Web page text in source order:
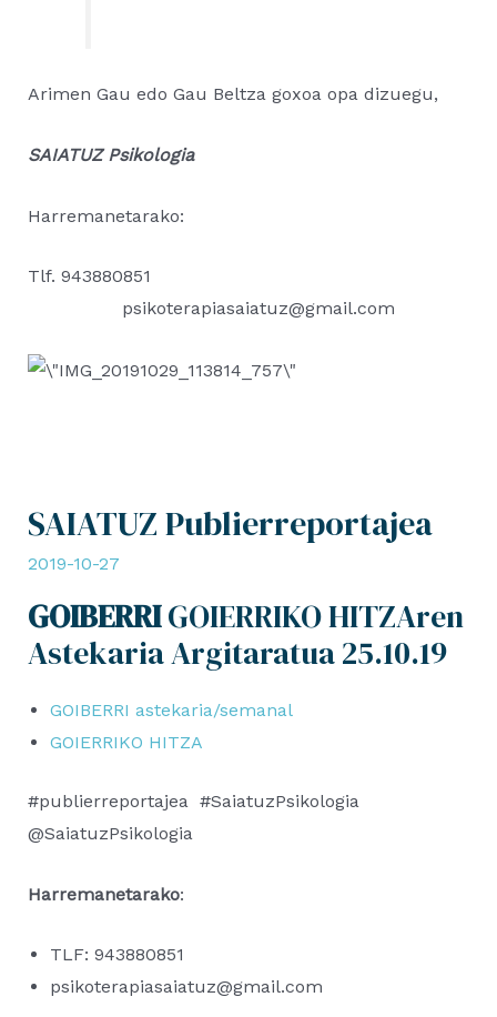
Arimen Gau edo Gau Beltza goxoa opa dizuegu,
SAIATUZ Psikologia
Harremanetarako:
Tlf. 943880851
psikoterapiasaiatuz@gmail.com
SAIATUZ Publierreportajea
2019-10-27
GOIBERRIGOIERRIKO HITZAren
Astekaria Argitaratua 25.10.19
GOIBERRI astekaria/semanal
GOIERRIKO HITZA
#publierreportajea #SaiatuzPsikologia
@SaiatuzPsikologia
Harremanetarako:
TLF: 943880851
psikoterapiasaiatuz@gmail.com